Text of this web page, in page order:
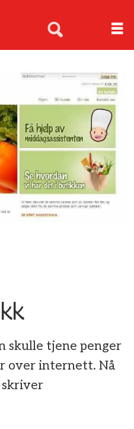
skulle tjene penger
over internett. Nå
skriver